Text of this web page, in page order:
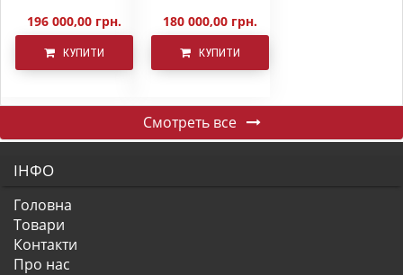
196 000,00 грн.
КУПИТИ
180 000,00 грн.
КУПИТИ
Смотреть все
ІНФО
Головна
Товари
Контакти
Про нас